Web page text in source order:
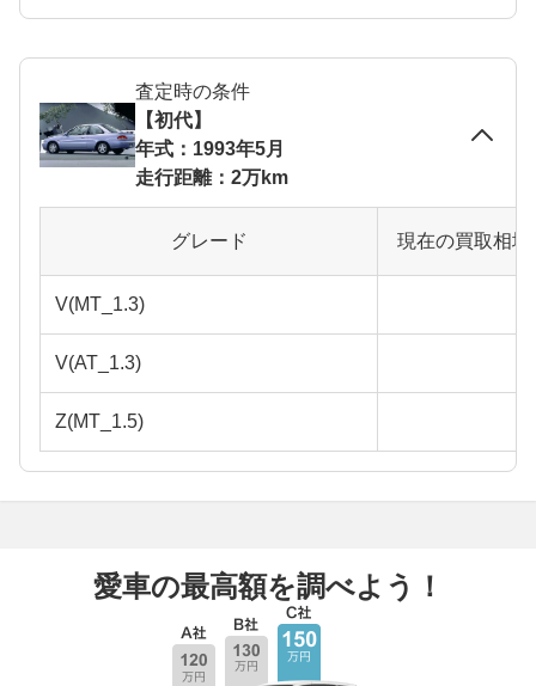
査定時の条件
【初代】
年式：1993年5月
走行距離：2万km
グレード 現在の買取相
V(MT_1.3)
V(AT_1.3)
Z(MT_1.5)
愛車の最高額を調べよう！